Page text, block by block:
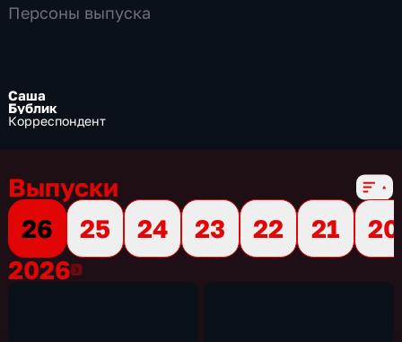
16 сезонов, 3858 выпусков
Персоны выпуска
Саша
Бублик
Корреспондент
Выпуски
26
25 24 23 22 21
20
20262026